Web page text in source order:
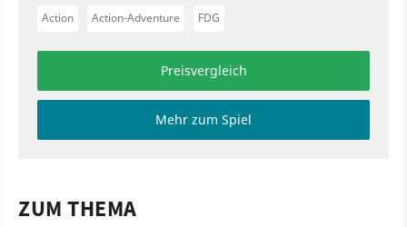
Action Action-Adventure FDG
Preisvergleich
Mehr zum Spiel
ZUM THEMA